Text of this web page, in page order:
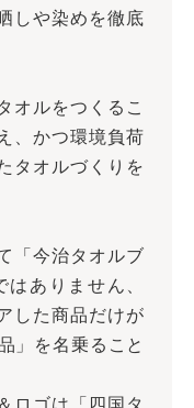
しや染めを徹底
オルをつくるこ
、かつ環境負荷
タオルづくりを
「今治タオルブ
ありません、
した商品だけが
」を名乗ること